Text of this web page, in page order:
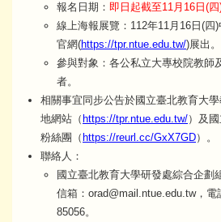
報名日期： 即日起截至11月16日(
線上海報展覽：112年11月16日(四
官網(https://tpr.ntue.edu.tw/)展出。
參與對象：各公私立大專校院教師
者。
相關事宜同步公告於國立臺北教育大
地網站（ https://tpr.ntue.edu.tw/）及
粉絲團（ https://reurl.cc/GxX7GD）。
聯絡人：
國立臺北教育大學研發處綜合企劃
信箱：orad@mail.ntue.edu.tw，電
85056。